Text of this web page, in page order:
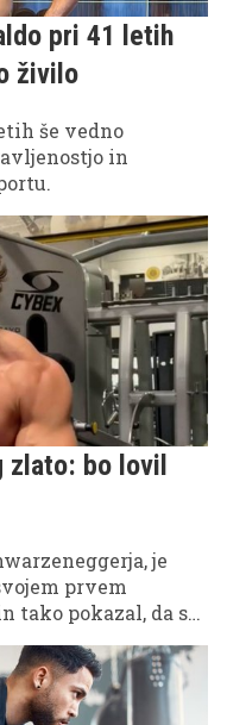
pri 41 letih
živilo
še vedno
in
zlato: bo lovil
je
prvem
tako pokazal, da se